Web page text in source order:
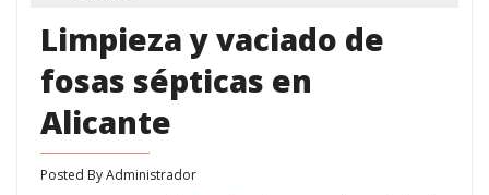
Limpieza y vaciado de
fosas sépticas en
Alicante
Posted ByAdministrador